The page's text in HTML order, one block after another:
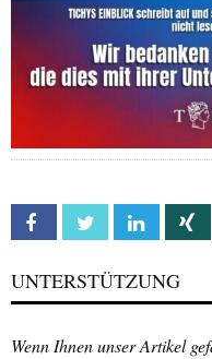
Facebook Twitter Linkedin
UNTERSTÜTZUNG
Wenn Ihnen unser Artikel